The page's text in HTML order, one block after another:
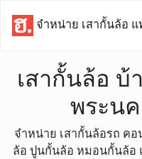
จำหน่าย เสากั้นล้อ
เสากั้นล้อ บ้
พระน
จำหน่าย เสากั้นล้อรถ ค
ล้อ ปูนกั้นล้อ หมอนกั้นล้อ